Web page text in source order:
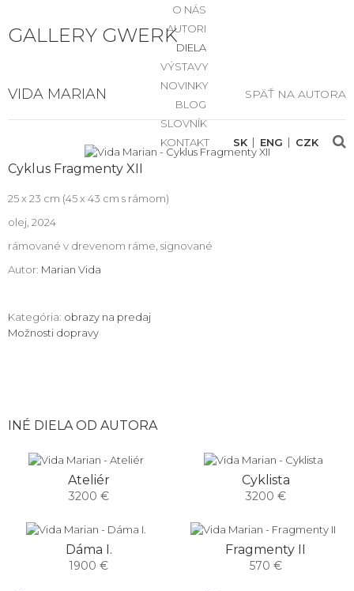
GALLERY GWERK
O NÁS
AUTORI
DIELA
VÝSTAVY
NOVINKY
BLOG
SLOVNÍK
KONTAKT
SK ENG CZK
VIDA MARIAN SPÄŤ NA AUTORA
Cyklus Fragmenty XII
25 x 23 cm (45 x 43 cm s rámom)
olej, 2024
rámované v drevenom ráme, signované
Autor: Marian Vida
Kategória: obrazy na predaj
Možnosti dopravy
INÉ DIELA OD AUTORA
Ateliér
3200 €
Cyklista
3200 €
Dáma I.
1900 €
Fragmenty II
570 €